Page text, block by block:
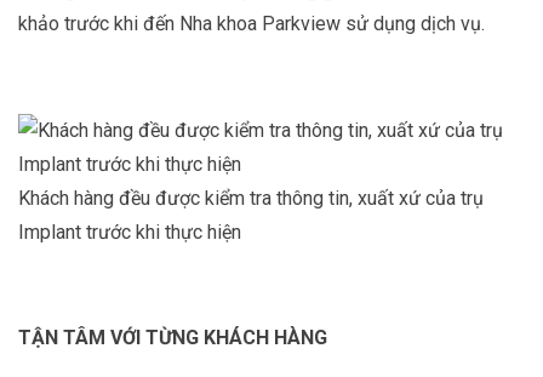
khảo trước khi đến Nha khoa Parkview sử dụng dịch vụ.
Khách hàng đều được kiểm tra thông tin, xuất xứ của trụ
Implant trước khi thực hiện
TẬN TÂM VỚI TỪNG KHÁCH HÀNG